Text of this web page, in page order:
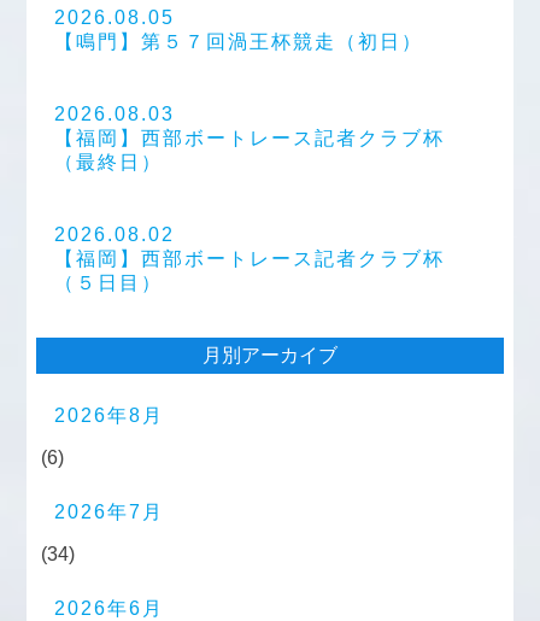
2026.08.05
【鳴門】第５７回渦王杯競走（初日）
2026.08.03
【福岡】西部ボートレース記者クラブ杯
（最終日）
2026.08.02
【福岡】西部ボートレース記者クラブ杯
（５日目）
月別アーカイブ
2026年8月
(6)
2026年7月
(34)
2026年6月